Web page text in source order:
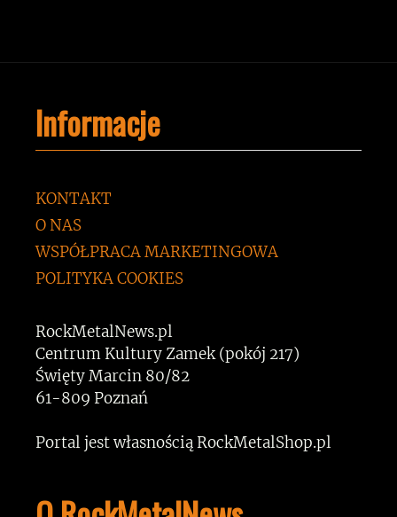
Informacje
KONTAKT
O NAS
WSPÓŁPRACA MARKETINGOWA
POLITYKA COOKIES
RockMetalNews.pl
Centrum Kultury Zamek (pokój 217)
Święty Marcin 80/82
61-809 Poznań
Portal jest własnością RockMetalShop.pl